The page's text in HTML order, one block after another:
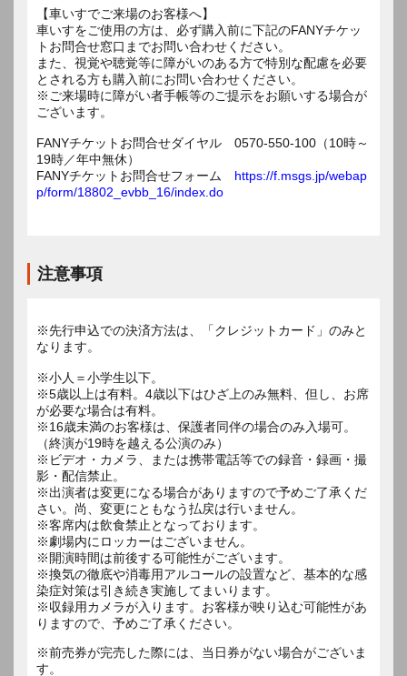
【車いすでご来場のお客様へ】
車いすをご使用の方は、必ず購入前に下記のFANYチケッ
トお問合せ窓口までお問い合わせください。
また、視覚や聴覚等に障がいのある方で特別な配慮を必要
とされる方も購入前にお問い合わせください。
※ご来場時に障がい者手帳等のご提示をお願いする場合が
ございます。
FANYチケットお問合せダイヤル 0570-550-100（10時～
19時／年中無休）
FANYチケットお問合せフォーム https://f.msgs.jp/webap
p/form/18802_evbb_16/index.do
注意事項
※先行申込での決済方法は、「クレジットカード」のみと
なります。
※小人＝小学生以下。
※5歳以上は有料。4歳以下はひざ上のみ無料、但し、お席
が必要な場合は有料。
※16歳未満のお客様は、保護者同伴の場合のみ入場可。
（終演が19時を越える公演のみ）
※ビデオ・カメラ、または携帯電話等での録音・録画・撮
影・配信禁止。
※出演者は変更になる場合がありますので予めご了承くだ
さい。尚、変更にともなう払戻は行いません。
※客席内は飲食禁止となっております。
※劇場内にロッカーはございません。
※開演時間は前後する可能性がございます。
※換気の徹底や消毒用アルコールの設置など、基本的な感
染症対策は引き続き実施してまいります。
※収録用カメラが入ります。お客様が映り込む可能性があ
りますので、予めご了承ください。
※前売券が完売した際には、当日券がない場合がございま
す。